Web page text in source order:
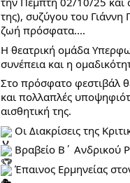
της), συζύγου του
ζωή πρόσφατα....
Η θεατρική ομάδα
συνέπεια και η
Στο πρόσφατο φεστιβάλ
και πολλαπλές
αισθητική της.
Οι Διακρίσεις της
Βραβείο Β΄ Ανδρικού
Έπαινος Ερμηνείας